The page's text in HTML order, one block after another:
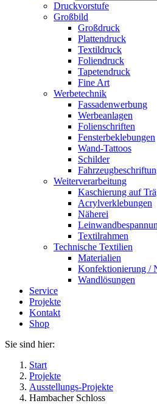
Druckvorstufe
Großbild
Großdruck
Plattendruck
Textildruck
Foliendruck
Tapetendruck
Fine Art
Werbetechnik
Fassadenwerbung
Werbeanlagen
Folienschriften
Fensterbeklebungen
Wand-Tattoos
Schilder
Weiterverarbeitung
Kaschierung auf
Acrylverklebungen
Näherei
Textilrahmen
Technische Textilien
Materialien
Konfektionierung /
Wandlösungen
Service
Projekte
Kontakt
Shop
Sie sind hier:
Start
Projekte
Ausstellungs-Projekte
Hambacher Schloss